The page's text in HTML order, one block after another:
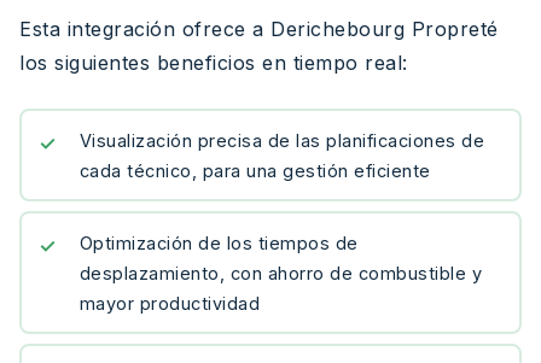
Esta integración ofrece a Derichebourg Propreté
los siguientes beneficios en tiempo real:
Visualización precisa de las planificaciones de
cada técnico, para una gestión eficiente
Optimización de los tiempos de
desplazamiento, con ahorro de combustible y
mayor productividad